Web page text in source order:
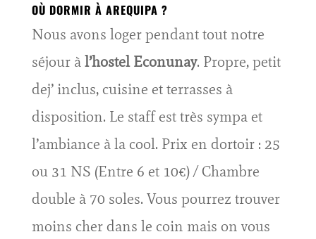
OÙ DORMIR À AREQUIPA ?
Nous avons loger pendant tout notre
séjour àl’hostel Econunay. Propre, petit
dej’ inclus, cuisine et terrasses à
disposition. Le staff est très sympa et
l’ambiance à la cool. Prix en dortoir : 25
ou 31 NS (Entre 6 et 10€) / Chambre
double à 70 soles. Vous pourrez trouver
moins cher dans le coin mais on vous